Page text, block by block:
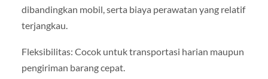
dibandingkan mobil, serta biaya perawatan yang relatif
terjangkau.
Fleksibilitas: Cocok untuk transportasi harian maupun
pengiriman barang cepat.